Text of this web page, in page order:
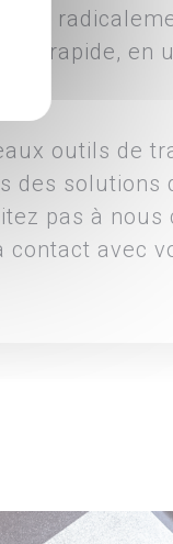
rapide, en
outils de
des solutions
pas à nous
avec